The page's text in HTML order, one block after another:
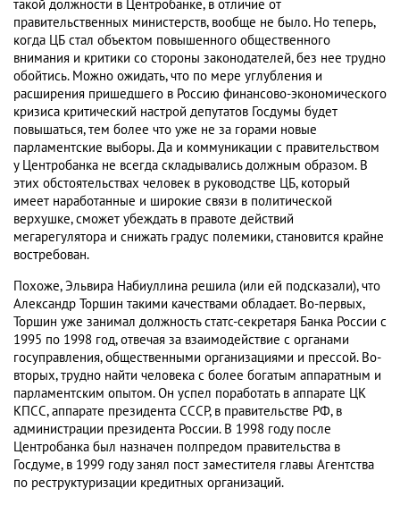
такой должности в Центробанке, в отличие от
правительственных министерств, вообще не было. Но теперь,
когда ЦБ стал объектом повышенного общественного
внимания и критики со стороны законодателей, без нее трудно
обойтись. Можно ожидать, что по мере углубления и
расширения пришедшего в Россию финансово-экономического
кризиса критический настрой депутатов Госдумы будет
повышаться, тем более что уже не за горами новые
парламентские выборы. Да и коммуникации с правительством
у Центробанка не всегда складывались должным образом. В
этих обстоятельствах человек в руководстве ЦБ, который
имеет наработанные и широкие связи в политической
верхушке, сможет убеждать в правоте действий
мегарегулятора и снижать градус полемики, становится крайне
востребован.
Похоже, Эльвира Набиуллина решила (или ей подсказали), что
Александр Торшин такими качествами обладает. Во-первых,
Торшин уже занимал должность статс-секретаря Банка России с
1995 по 1998 год, отвечая за взаимодействие с органами
госуправления, общественными организациями и прессой. Во-
вторых, трудно найти человека с более богатым аппаратным и
парламентским опытом. Он успел поработать в аппарате ЦК
КПСС, аппарате президента СССР, в правительстве РФ, в
администрации президента России. В 1998 году после
Центробанка был назначен полпредом правительства в
Госдуме, в 1999 году занял пост заместителя главы Агентства
по реструктуризации кредитных организаций.